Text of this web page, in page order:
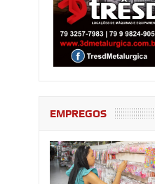
EMPREGOS